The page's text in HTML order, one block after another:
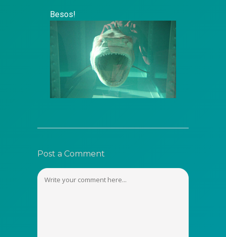
Besos!
Post a Comment